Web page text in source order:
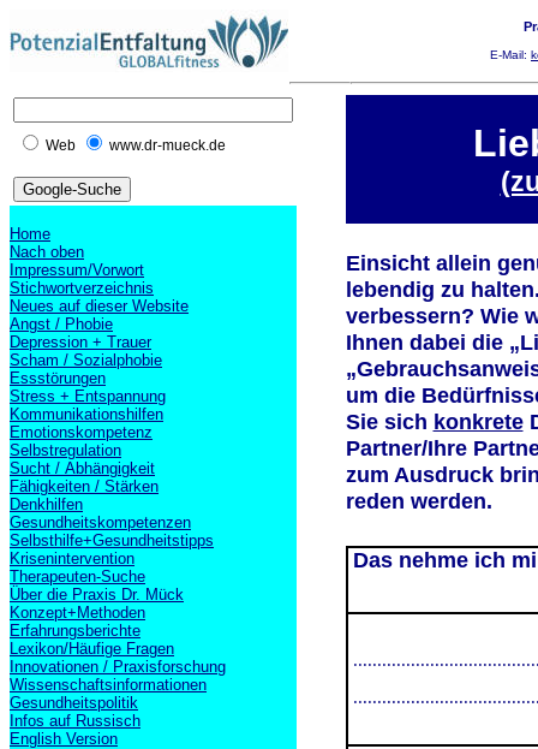
E-Mail:
Web www.dr-mueck.de
Home
Nach oben
Impressum/Vorwort
Stichwortverzeichnis
Neues auf dieser Website
Angst / Phobie
Depression + Trauer
Scham / Sozialphobie
Essstörungen
Stress + Entspannung
Kommunikationshilfen
Emotionskompetenz
Selbstregulation
Sucht / Abhängigkeit
Fähigkeiten / Stärken
Denkhilfen
Gesundheitskompetenzen
Selbsthilfe+Gesundheitstipps
Krisenintervention
Therapeuten-Suche
Über die Praxis Dr. Mück
Konzept+Methoden
Erfahrungsberichte
Lexikon/Häufige Fragen
Innovationen / Praxisforschung
Wissenschaftsinformationen
Gesundheitspolitik
Infos auf Russisch
English Version
Einsicht allein
lebendig zu
verbessern? Wie
Ihnen dabei die
um die
Sie sich konkrete
Partner/Ihre
zum Ausdruck
reden werden.
Das nehme ich